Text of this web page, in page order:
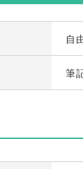
自
筆